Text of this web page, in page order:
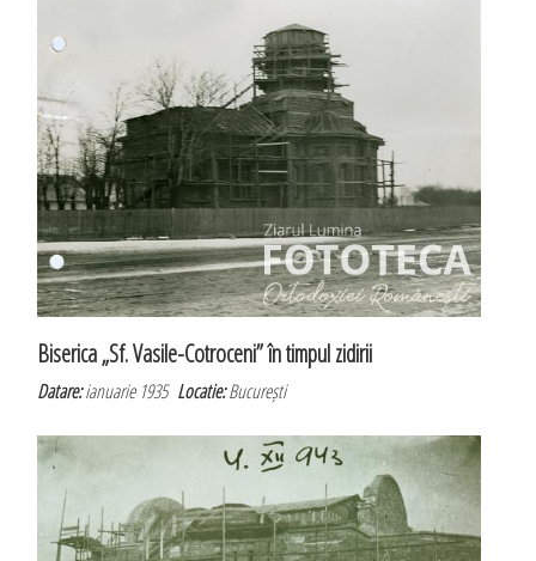
Biserica „Sf. Vasile-Cotroceni” în timpul zidirii
Datare:ianuarie 1935Locatie:București